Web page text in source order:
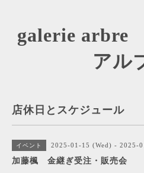
galerie
アル
店休日とスケジュール
イベント 2025-01-15 (Wed) - 2025-
加藤楓 金継ぎ受注・販売会